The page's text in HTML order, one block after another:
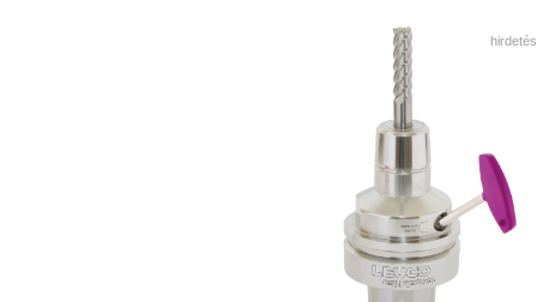
hirdetés